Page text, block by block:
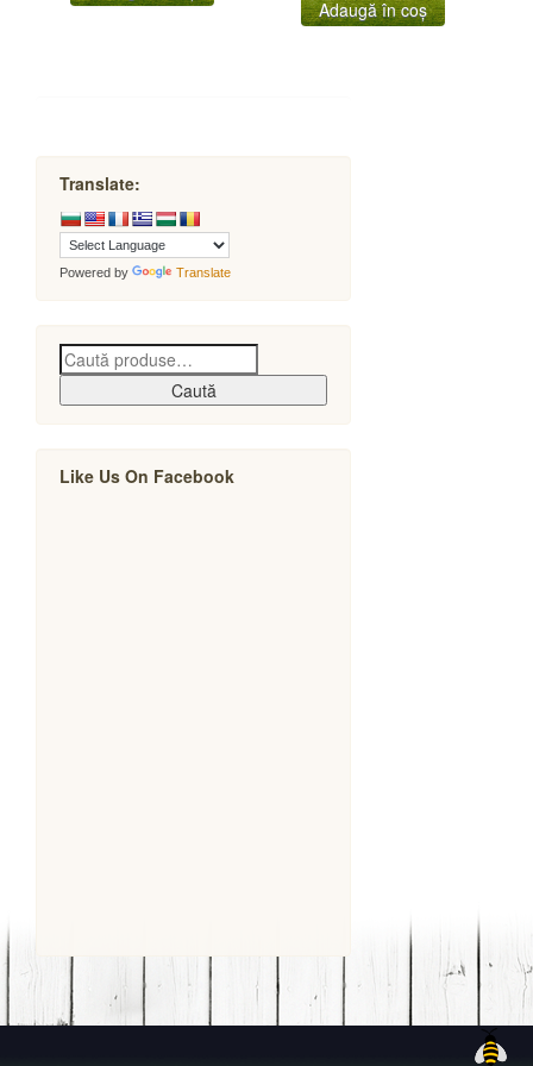
Adaugă în coș
Translate:
Powered by Translate
Caută
Like Us On Facebook